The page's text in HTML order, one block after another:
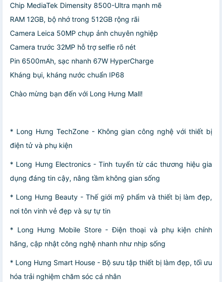
Chip MediaTek Dimensity 8500-Ultra mạnh mẽ
RAM 12GB, bộ nhớ trong 512GB rộng rãi
Camera Leica 50MP chụp ảnh chuyên nghiệp
Camera trước 32MP hỗ trợ selfie rõ nét
Pin 6500mAh, sạc nhanh 67W HyperCharge
Kháng bụi, kháng nước chuẩn IP68
Chào mừng bạn đến với Long Hưng Mall!
* Long Hưng TechZone - Không gian công nghệ với thiết bị
điện tử và phụ kiện
* Long Hưng Electronics - Tinh tuyển từ các thương hiệu gia
dụng đáng tin cậy, nâng tầm không gian sống
* Long Hưng Beauty - Thế giới mỹ phẩm và thiết bị làm đẹp,
nơi tôn vinh vẻ đẹp và sự tự tin
* Long Hưng Mobile Store - Điện thoại và phụ kiện chính
hãng, cập nhật công nghệ nhanh như nhịp sống
* Long Hưng Smart House - Bộ sưu tập thiết bị làm đẹp, tối ưu
hóa trải nghiệm chăm sóc cá nhân